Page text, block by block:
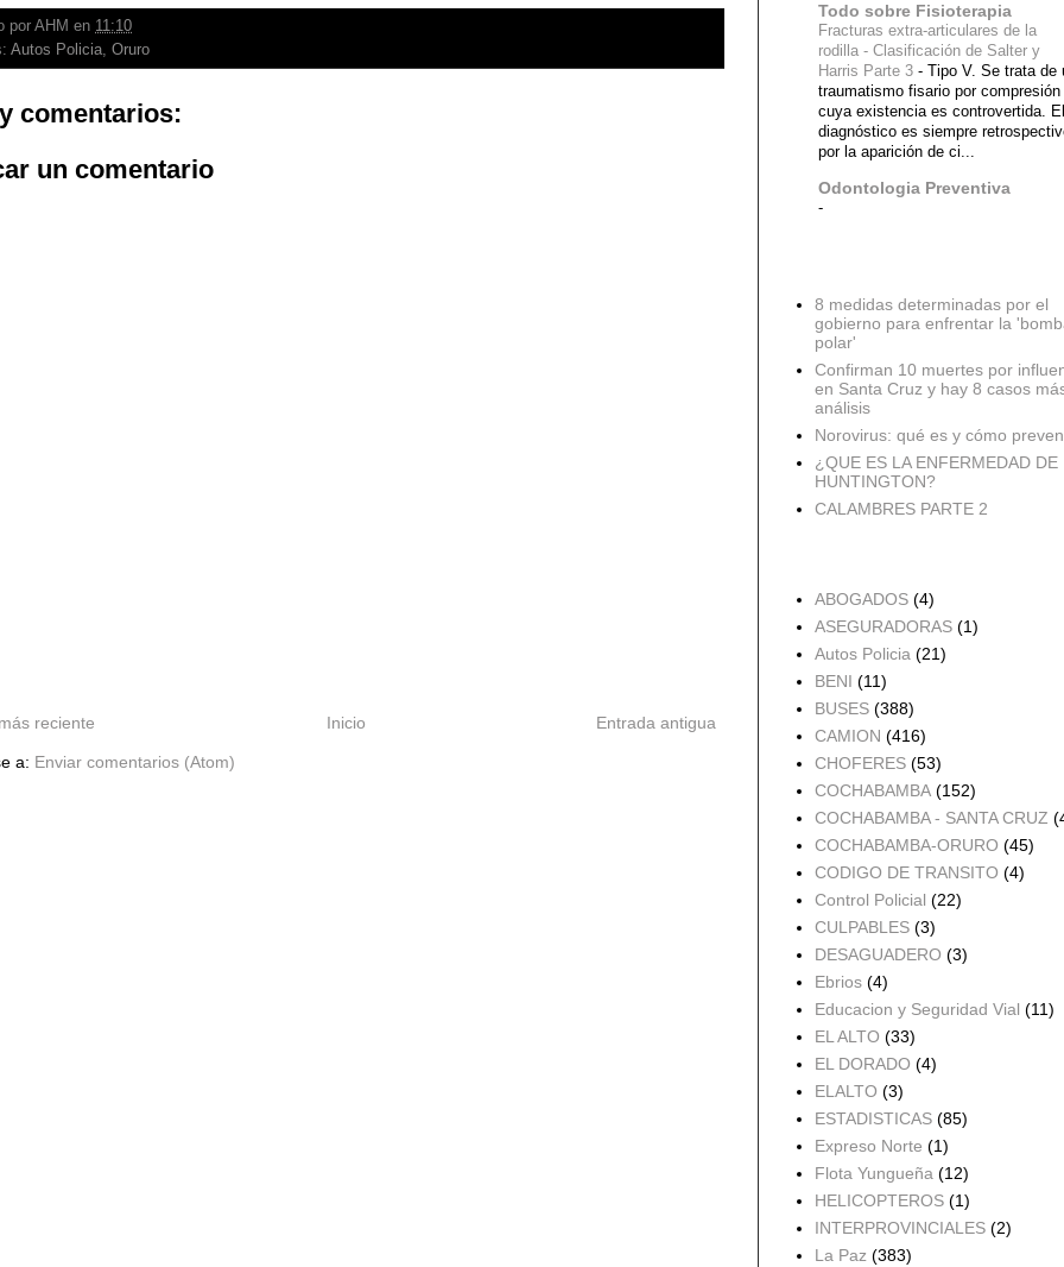
por AHM en 11:10
Autos Policia, Oruro
comentarios:
un comentario
reciente Entrada antigua
Inicio
a: Enviar comentarios (Atom)
Todo sobre Fisioterapia
Fracturas extra-articulares de la
rodilla - Clasificación de Salter y
Harris Parte 3 - Tipo V. Se trata de
traumatismo fisario por compresión
cuya existencia es controvertida. El
diagnóstico es siempre
por la aparición de ci...
Odontologia Preventiva
-
8 medidas determinadas por el
gobierno para enfrentar la
polar'
Confirman 10 muertes por
en Santa Cruz y hay 8 casos
análisis
Norovirus: qué es y cómo
¿QUE ES LA ENFERMEDAD DE
HUNTINGTON?
CALAMBRES PARTE 2
ABOGADOS (4)
ASEGURADORAS (1)
Autos Policia (21)
BENI (11)
BUSES (388)
CAMION (416)
CHOFERES (53)
COCHABAMBA (152)
COCHABAMBA - SANTA CRUZ
COCHABAMBA-ORURO (45)
CODIGO DE TRANSITO (4)
Control Policial (22)
CULPABLES (3)
DESAGUADERO (3)
Ebrios (4)
Educacion y Seguridad Vial (11)
EL ALTO (33)
EL DORADO (4)
ELALTO (3)
ESTADISTICAS (85)
Expreso Norte (1)
Flota Yungueña (12)
HELICOPTEROS (1)
INTERPROVINCIALES (2)
La Paz (383)